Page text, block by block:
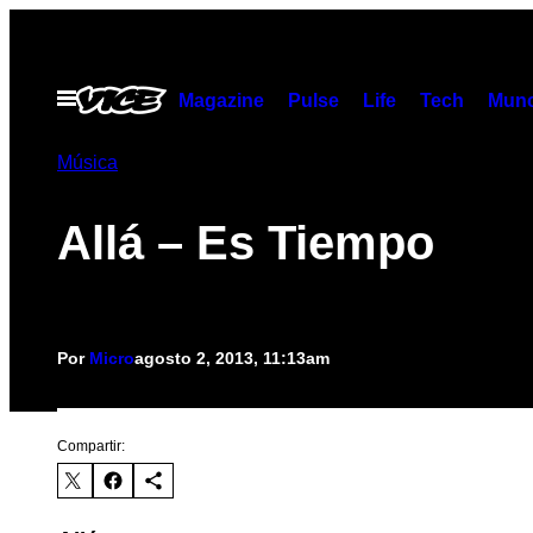
contenido
Abrir
Menú
Magazine Pulse Life Tech
Música
Allá – Es Tiempo
Por Microagosto 2, 2013, 11:13am
Compartir: